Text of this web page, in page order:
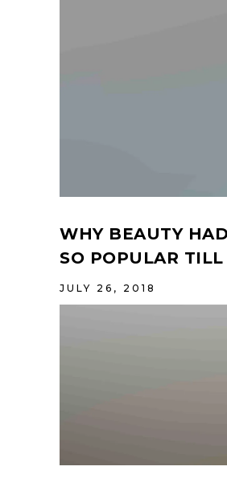
WHY BEAUTY
SO POPULAR
JULY 26, 2018